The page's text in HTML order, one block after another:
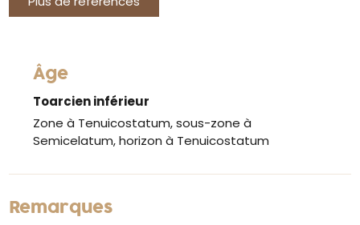
Âge
Toarcien inférieur
Zone à Tenuicostatum, sous-zone à
Semicelatum, horizon à Tenuicostatum
Remarques